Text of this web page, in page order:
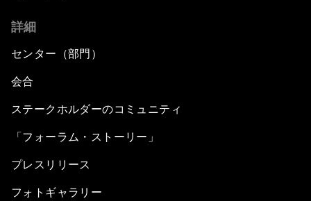
詳細
センター（部門）
会合
ステークホルダーのコミュニティ
「フォーラム・ストーリー」
プレスリリース
フォトギャラリー